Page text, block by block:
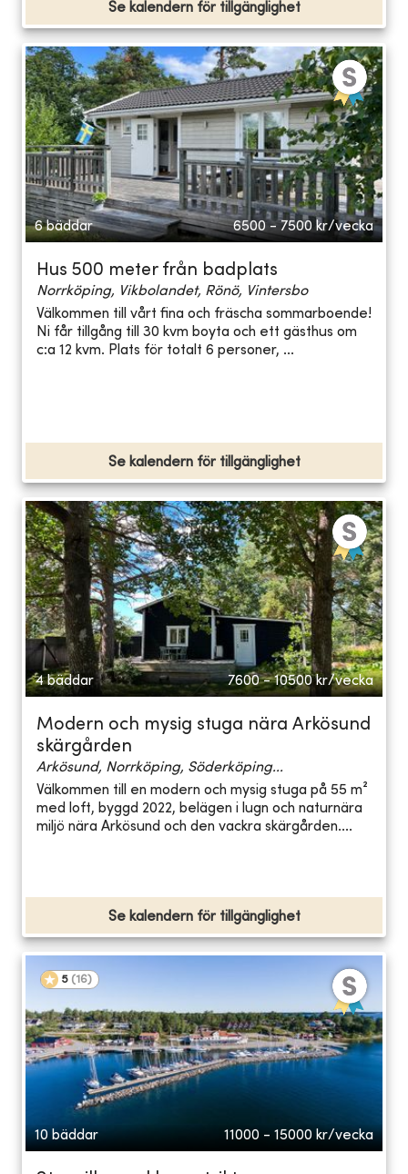
Se kalendern för tillgänglighet
6 bäddar 6500 - 7500 kr/vecka
Hus 500 meter från badplats
Norrköping, Vikbolandet, Rönö, Vintersbo
Välkommen till vårt fina och fräscha sommarboende!
Ni får tillgång till 30 kvm boyta och ett gästhus om
c:a 12 kvm. Plats för totalt 6 personer, ...
Se kalendern för tillgänglighet
4 bäddar 7600 - 10500 kr/vecka
Modern och mysig stuga nära Arkösund
skärgården
Arkösund, Norrköping, Söderköping...
Välkommen till en modern och mysig stuga på 55 m²
med loft, byggd 2022, belägen i lugn och naturnära
miljö nära Arkösund och den vackra skärgården....
Se kalendern för tillgänglighet
5 (16)
10 bäddar 11000 - 15000 kr/vecka